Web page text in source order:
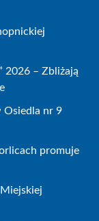
2026 – Zbliżają
Osiedla nr 9
promuje